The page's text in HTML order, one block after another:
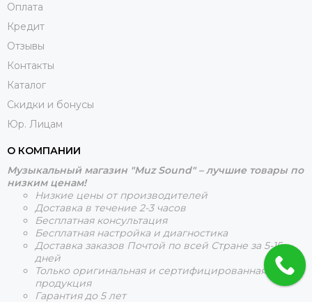
Оплата
Кредит
Отзывы
Контакты
Каталог
Скидки и бонусы
Юр. Лицам
О КОМПАНИИ
Музыкальный магазин "Muz Sound" – лучшие товары по
низким ценам!
Низкие цены от производителей
Доставка в течение 2-3 часов
Бесплатная консультация
Бесплатная настройка и диагностика
Доставка заказов Почтой по всей Стране за 5-15
дней
Только оригинальная и сертифицированная
продукция
Гарантия до 5 лет